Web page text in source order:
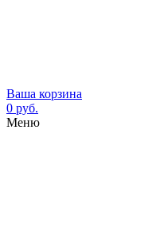
Ваша корзина
0 руб.
Меню